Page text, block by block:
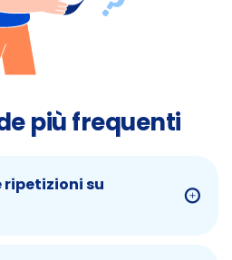
più frequenti
ripetizioni su